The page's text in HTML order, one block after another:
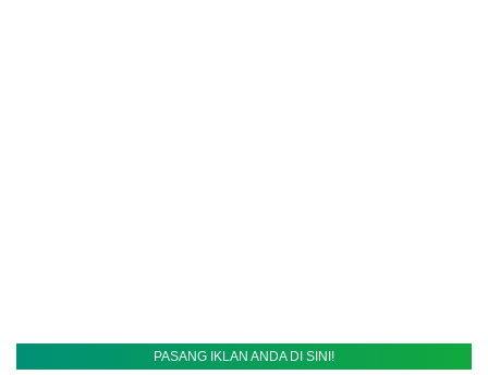
PASANG IKLAN ANDA DI SINI!